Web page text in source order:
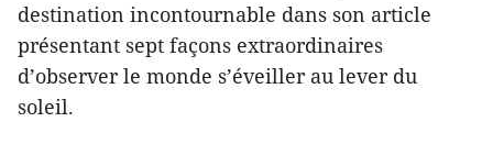
destination incontournable dans son article
présentant sept façons extraordinaires
d’observer le monde s’éveiller au lever du
soleil.